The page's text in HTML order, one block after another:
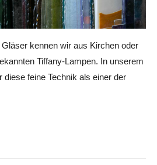
kennen wir aus Kirchen oder
Tiffany-Lampen. In unserem
diese feine Technik als einer der